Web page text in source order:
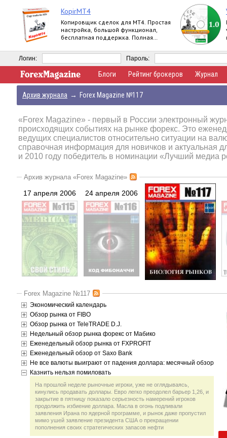
KopirMT4
Копировщик сделок для МТ4. Простая
настройка, большой функционал,
бесплатная поддержка. Полная
Логин: Пароль:
Блоги Рейтинг брокеров Журнал
Архив журнала → Forex Magazine №117
«Forex Magazine» - первый в России электронный
происходящих событиях на рынке форекс. Это
ведущих специалистов относительно ситуации на
справочная информация для новичков и актуальная
и 2010 году победитель в номинации «Лучший медиа
Архив журнала «Forex Magazine»
17 апреля 2006 24 апреля 2006
Forex Magazine №117
Экономический календарь
Обзор рынка от FIBO
Обзор рынка от TeleTRADE D.J.
Недельный обзор рынка форекс от Мабико
Еженедельный обзор рынка от FXPROFIT
Еженедельный обзор от Saxo Bank
Не все валюты выиграют от падения доллара: месячный обзор
Казнить нельзя помиловать
На прошлой неделе рыночные игроки, уже не оглядываясь,
кинулись продавать доллары. Евро легко преодолел барьер 1,26, и
закрытие в пятницу показало серьезность намерений игроков
продолжить избиение доллара. Масла в огонь подливали
заявления Ирана по ядерной программе, и рынок даже пропустил
мимо ушей заявление президента США о прекращении
пополнения своих стратегических запасов нефти